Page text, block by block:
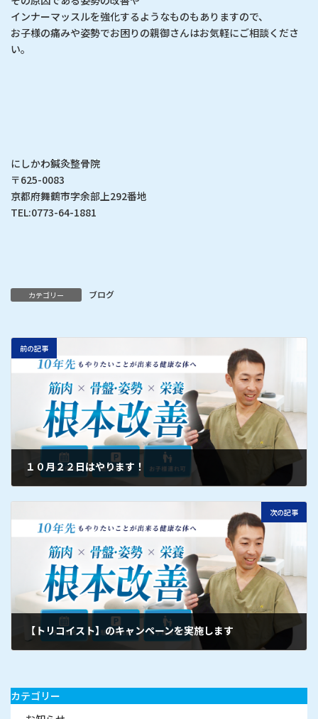
インナーマッスルを強化するようなものもありますので、
お子様の痛みや姿勢でお困りの親御さんはお気軽にご相談くださ
い。
にしかわ鍼灸整骨院
〒625-0083
京都府舞鶴市字余部上292番地
TEL:0773-64-1881
カテゴリー ブログ
前の記事
１０月２２日はやります！
次の記事
【トリコイスト】のキャンペーンを実施します
カテゴリー